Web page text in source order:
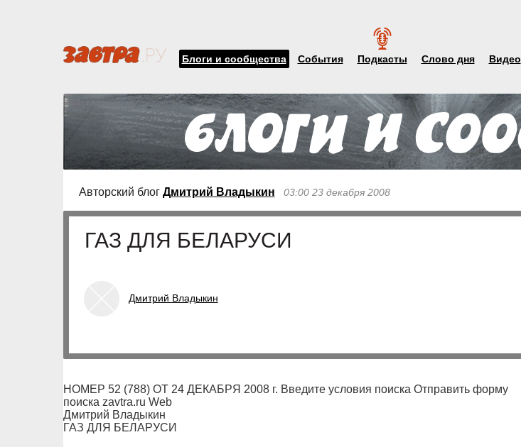
Блоги и сообщества События Подкасты Слово дня Видео
Авторский блог Дмитрий Владыкин 03:00 23 декабря 2008
ГАЗ ДЛЯ БЕЛАРУСИ
Дмитрий Владыкин
НОМЕР 52 (788) ОТ 24 ДЕКАБРЯ 2008 г. Введите условия поиска Отправить форму
поиска zavtra.ru Web
Дмитрий Владыкин
ГАЗ ДЛЯ БЕЛАРУСИ